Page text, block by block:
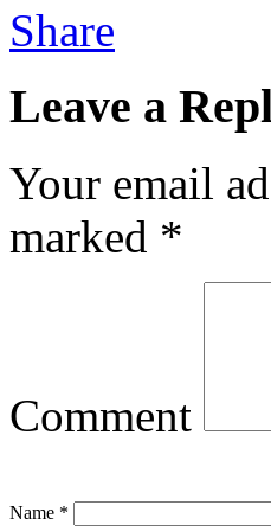
Leave a
Your email
marked *
Comment
Name *